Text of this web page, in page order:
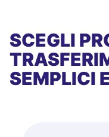
SCEGLI
SEMPLICI